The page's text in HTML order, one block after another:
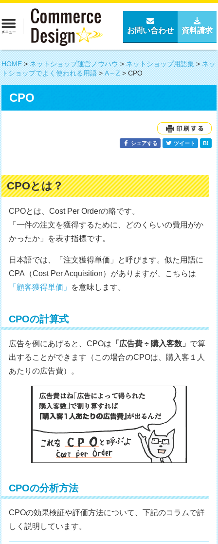
お問い合わせ 資料請求
HOME>ネットショップ運営ノウハウ>ネットショップ用語集>ネッ
トショップでよく使われる用語>A～Z>CPO
CPO
シェアする ツイート B!
CPOとは？
CPOとは、Cost Per Orderの略です。
「一件の注文を獲得するために、どのくらいの費用がか
かったか」を表す指標です。
日本語では、「注文獲得単価」と呼びます。似た用語に
CPA（Cost Per Acquisition）がありますが、こちらは
「顧客獲得単価」 を意味します。
CPOの計算式
広告を例にあげると、CPOは 「広告費 ÷ 購入客数」 で算
出することができます（この場合のCPOは、購入客１人
あたりの広告費）。
CPOの分析方法
CPOの効果検証や評価方法について、下記のコラムで詳
しく説明しています。